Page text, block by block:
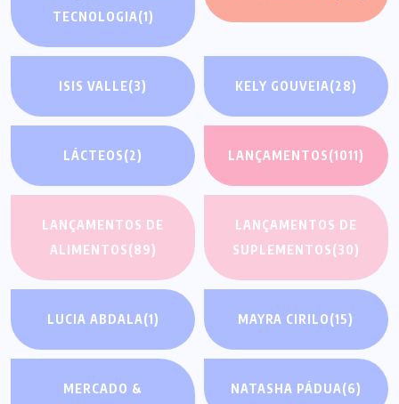
TECNOLOGIA(1)
ISIS VALLE(3) KELY GOUVEIA(28)
LÁCTEOS(2) LANÇAMENTOS(1011)
LANÇAMENTOS DE
ALIMENTOS(89)
LANÇAMENTOS DE
SUPLEMENTOS(30)
LUCIA ABDALA(1) MAYRA CIRILO(15)
MERCADO & NATASHA PÁDUA(6)